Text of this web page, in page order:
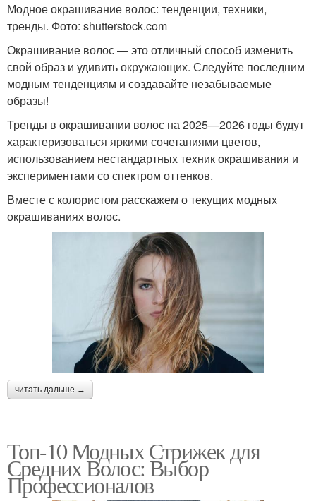
Модное окрашивание волос: тенденции, техники,
тренды. Фото: shutterstock.com
Окрашивание волос — это отличный способ изменить
свой образ и удивить окружающих. Следуйте последним
модным тенденциям и создавайте незабываемые
образы!
Тренды в окрашивании волос на 2025—2026 годы будут
характеризоваться яркими сочетаниями цветов,
использованием нестандартных техник окрашивания и
экспериментами со спектром оттенков.
Вместе с колористом расскажем о текущих модных
окрашиваниях волос.
читать дальше →
Топ-10 Модных Стрижек для
Средних Волос: Выбор
Профессионалов